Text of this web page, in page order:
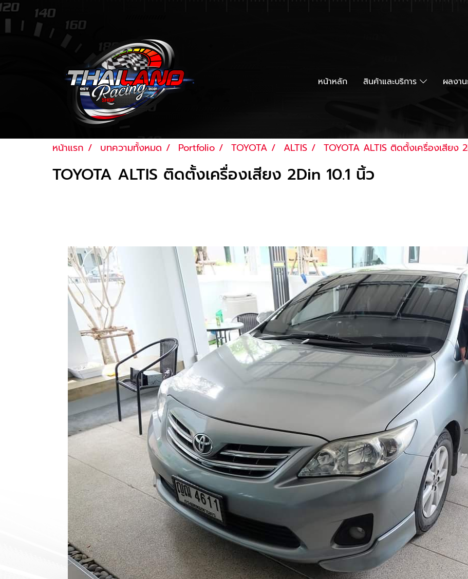
หน้าหลัก สินค้าและบริการ ผลงา
หน้าแรก บทความทั้งหมด Portfolio TOYOTA ALTIS TOYOTA ALTIS ติดตั้งเครื่องเสียง
TOYOTA ALTIS ติดตั้งเครื่องเสียง 2Din 10.1 นิ้ว